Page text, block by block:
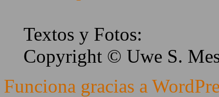
Textos y Fotos:
Copyright © Uwe S.
Funciona gracias a